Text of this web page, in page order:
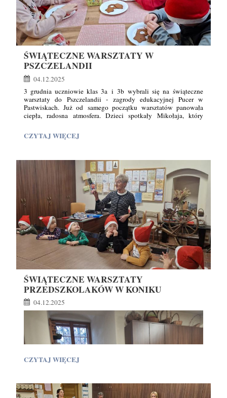
ŚWIĄTECZNE WARSZTATY W
PSZCZELANDII
04.12.2025
3 grudnia uczniowie klas 3a i 3b wybrali się na świąteczne
warsztaty do Pszczelandii - zagrody edukacyjnej Pucer w
Pastwiskach. Już od samego początku warsztatów panowała
ciepła, radosna atmosfera. Dzieci spotkały Mikołaja, który
obejrzeli z dużym zaciekawieniem. Uczniowie mieli okazję
smakach. To był magiczny dzień, pełen wrażeń, kreatywności
i wspólnej zabawy.
ŚWIĄTECZNE
PSZCZELANDII:
CZYTAJ WIĘCEJ
ŚWIĄTECZNE WARSZTATY
PRZEDSZKOLAKÓW W KONIKU
MAZURSKIM
04.12.2025
ŚWIĄTECZNE
W
CZYTAJ WIĘCEJ